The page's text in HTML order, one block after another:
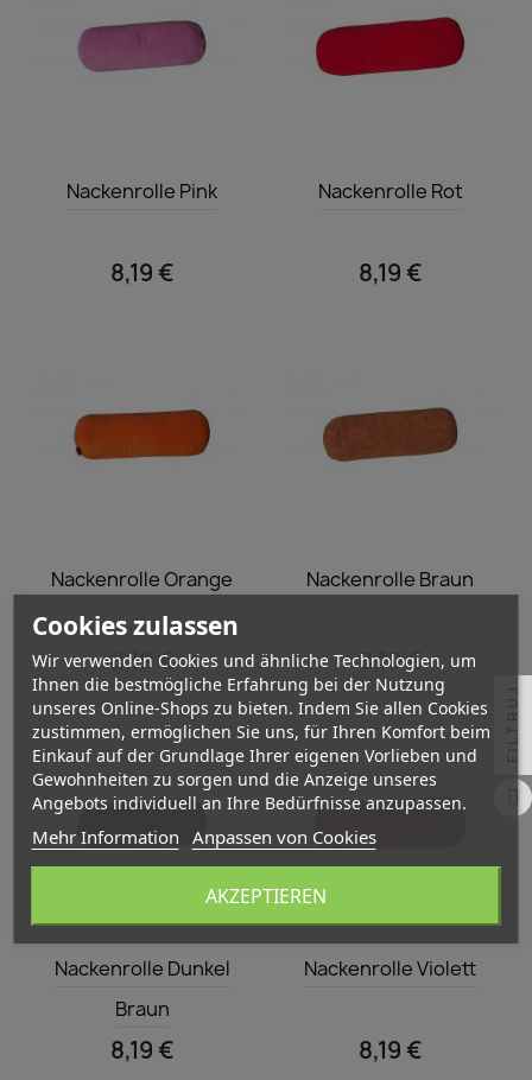
 Vorschau
Nackenrolle Pink
8,19 €
 Vorschau
Nackenrolle Rot
8,19 €
 Vorschau
Nackenrolle Orange
8,19 €
 Vorschau
Nackenrolle Braun
8,19 €
 Vorschau
Nackenrolle Dunkel
Braun
8,19 €
 Vorschau
Nackenrolle Violett
8,19 €
Cookies zulassen
Wir verwenden Cookies und ähnliche Technologien, um
Ihnen die bestmögliche Erfahrung bei der Nutzung
unseres Online-Shops zu bieten. Indem Sie allen Cookies
zustimmen, ermöglichen Sie uns, für Ihren Komfort beim
Einkauf auf der Grundlage Ihrer eigenen Vorlieben und
Gewohnheiten zu sorgen und die Anzeige unseres
Angebots individuell an Ihre Bedürfnisse anzupassen.
Mehr Information Anpassen von Cookies
AKZEPTIEREN